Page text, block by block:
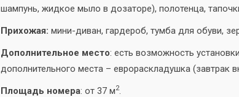
шампунь, жидкое мыло в дозаторе), полотенца,
Прихожая: мини-диван, гардероб, тумба для обуви,
Дополнительное место: есть возможность установки
дополнительного места – еврораскладушка (завтрак
Площадь номера: от 37 м2.